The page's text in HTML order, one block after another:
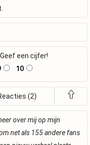
een cijfer!
10
(2)
over mij op mijn
net als 155 andere fans